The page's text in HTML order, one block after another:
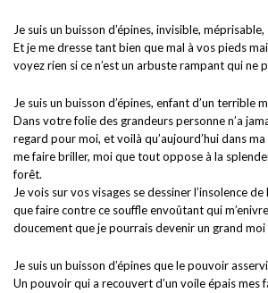
Je suis un buisson d’épines, invisible, méprisable,
Et je me dresse tant bien que mal à vos pieds
voyez rien si ce n’est un arbuste rampant qui ne
Je suis un buisson d’épines, enfant d’un terrible
Dans votre folie des grandeurs personne n’a
regard pour moi, et voilà qu’aujourd’hui dans
me faire briller, moi que tout oppose à la
forêt.
Je vois sur vos visages se dessiner l’insolence
que faire contre ce souffle envoûtant qui
doucement que je pourrais devenir un grand moi
Je suis un buisson d’épines que le pouvoir
Un pouvoir qui a recouvert d’un voile épais mes